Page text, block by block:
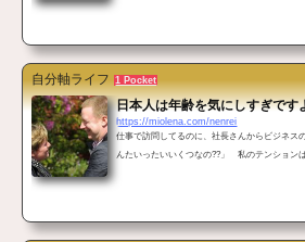
って落としたてのホヤホヤに違いない"迷うこ
自分軸ライフ 1 Pocket
日本人は年齢を気にしすぎです
https://miolena.com/nenrei
仕事で訪問してるのに、社長さんからビジネス
んたいったいいくつなの??」 私のテンション
いわね...」恥ずかしながらうちの母も「近所の